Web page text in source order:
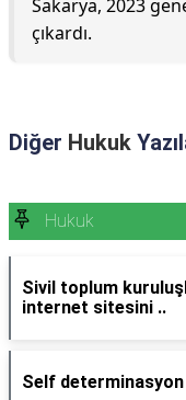
Sakarya, 2023
çıkardı.
Diğer Hukuk
Hukuk
Sivil toplum
internet sitesini ..
Self